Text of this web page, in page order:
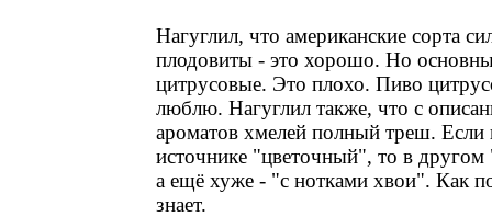
Нагуглил, что американские сорта
плодовиты - это хорошо. Но
цитрусовые. Это плохо. Пиво
люблю. Нагуглил также, что с
ароматов хмелей полный треш. Если
источнике "цветочный", то в
а ещё хуже - "с нотками хвои". Как
знает.